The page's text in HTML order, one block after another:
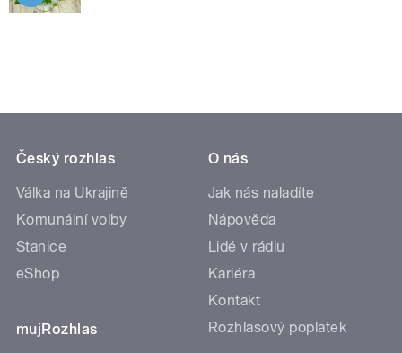
Český rozhlas
Válka na Ukrajině
Komunální volby
Stanice
eShop
mujRozhlas
O nás
Jak nás naladíte
Nápověda
Lidé v rádiu
Kariéra
Kontakt
Rozhlasový poplatek